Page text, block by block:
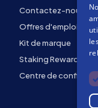
Contactez-nous
Offres d'emploi
Kit de marque
Staking Rewards
Centre de